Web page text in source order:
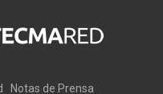
Notas de Prensa